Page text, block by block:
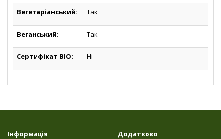
Вегетаріанський: Так
Веганський: Так
Сертифікат BIO: Ні
Інформація Додатково